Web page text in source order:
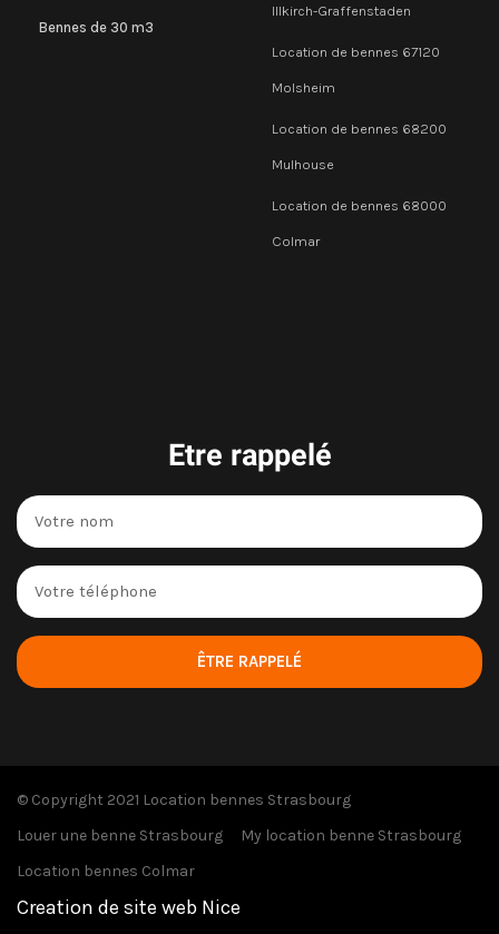
Bennes de 30 m3
Illkirch-Graffenstaden
Location de bennes 67120
Molsheim
Location de bennes 68200
Mulhouse
Location de bennes 68000
Colmar
Etre rappelé
ÊTRE RAPPELÉ
© Copyright 2021 Location bennes Strasbourg
Louer une benne Strasbourg
My location benne Strasbourg
Location bennes Colmar
Creation de site web Nice